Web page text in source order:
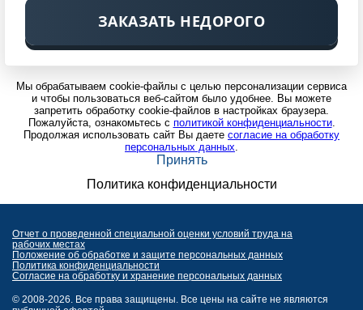
ЗАКАЗАТЬ НЕДОРОГО
Мы обрабатываем cookie-файлы с целью персонализации сервиса
и чтобы пользоваться веб-сайтом было удобнее. Вы можете
запретить обработку cookie-файлов в настройках браузера.
Пожалуйста, ознакомьтесь с политикой конфиденциальности.
Продолжая использовать сайт Вы даете согласие на обработку
персональных данных.
Принять
Политика конфиденциальности
Отчет о проведенной специальной оценки условий труда на
рабочих местах
Положение об обработке и защите персональных данных
Политика конфиденциальности
Согласие на обработку и хранение персональных данных
© 2008-2026. Все права защищены. Все цены на сайте не являются